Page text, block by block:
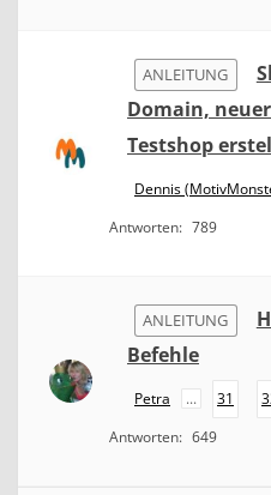
ANLEITUNG
Domain,
Testshop
Dennis
Antworten: 789
ANLEITUNG
Befehle
Petra ... 31
Antworten: 649